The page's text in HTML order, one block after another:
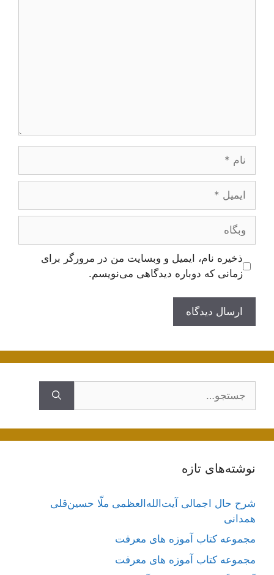
ایمیل
وبگاه
ذخیره نام، ایمیل و وبسایت من در مرورگر برای
زمانی که دوباره دیدگاهی می‌نویسم.
نوشته‌های تازه
شرح حال اجمالی آیت‌الله‌العظمی ملّا حسین‌قلی
همدانی
مجموعه کتاب آموزه های معرفت
مجموعه کتاب آموزه های معرفت